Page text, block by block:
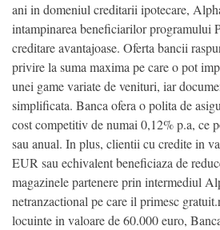
ani in domeniul creditarii ipotecare,
intampinarea beneficiarilor programului
creditare avantajoase. Oferta bancii
privire la suma maxima pe care o pot
unei game variate de venituri, iar
simplificata. Banca ofera o polita de
cost competitiv de numai 0,12% p.a, ce
sau anual. In plus, clientii cu credite in
EUR sau echivalent beneficiaza de
magazinele partenere prin intermediul
netranzactional pe care il primesc
locuinte in valoare de 60.000 euro,